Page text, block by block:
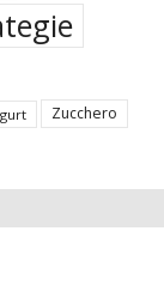
Zucchero